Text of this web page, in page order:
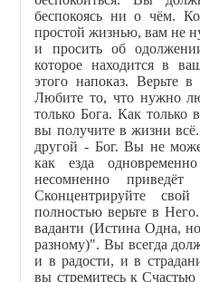
беспокоясь ни о чём.
простой жизнью, вам не
и просить об
которое находится в
этого напоказ. Верьте
Любите то, что нужно
только Бога. Как только
вы получите в жизни
другой - Бог. Вы не
как езда
несомненно
Сконцентрируйте
полностью верьте в
ваданти (Истина Одна,
разному)". Вы всегда
и в радости, и в
вы стремитесь к Счастью